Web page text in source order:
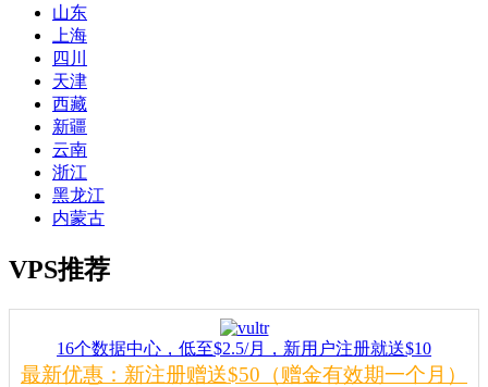
山东
上海
四川
天津
西藏
新疆
云南
浙江
黑龙江
内蒙古
VPS推荐
16个数据中心，低至$2.5/月，新用户注册就送$10
最新优惠：新注册赠送$50（赠金有效期一个月）